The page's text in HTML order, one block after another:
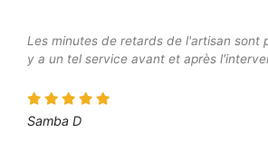
Les minutes de retards de l'artisan sont
y a un tel service avant et après
Samba D